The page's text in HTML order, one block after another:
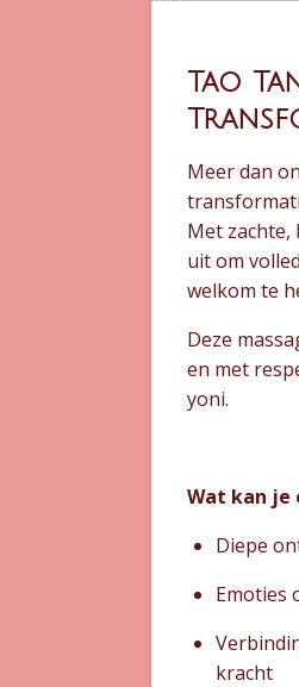
Tao
Meer dan
Met zachte,
uit om
welkom te
Deze
en met
yoni.
Wat kan je
Diepe
Emoties
kracht